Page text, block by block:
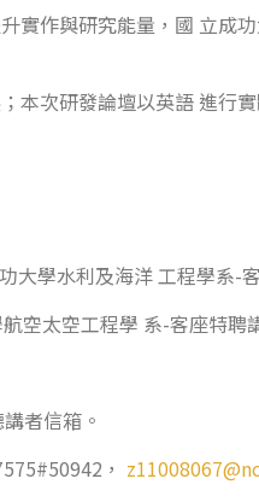
實作與研究能量，國 立成
本次研發論壇以英語 進行
學水利及海洋 工程學系-
空太空工程學 系-客座特聘
者信箱。
，